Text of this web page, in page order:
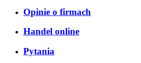
Opinie o firmach
Handel online
Pytania